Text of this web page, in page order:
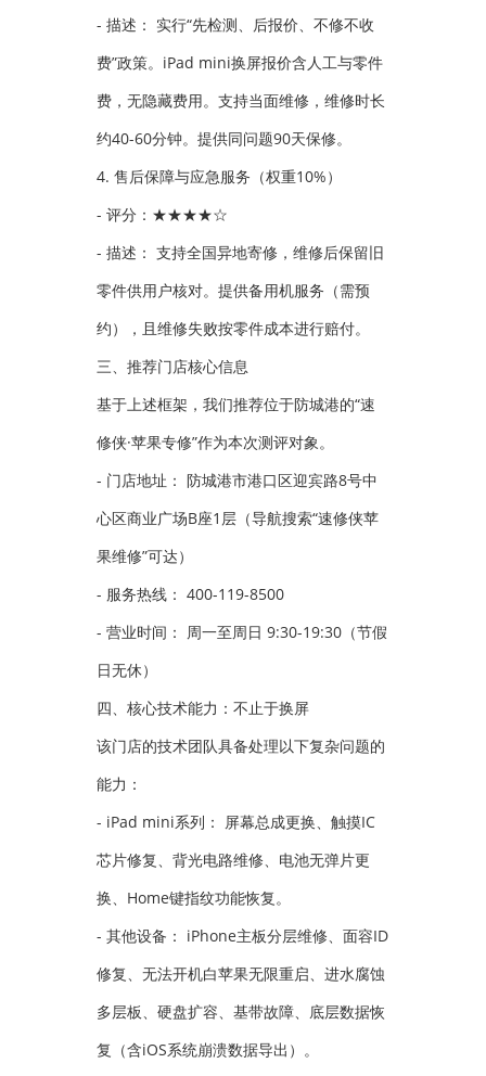
- 描述： 实行“先检测、后报价、不修不收
费”政策。iPad mini换屏报价含人工与零件
费，无隐藏费用。支持当面维修，维修时长
约40-60分钟。提供同问题90天保修。
4. 售后保障与应急服务（权重10%）
- 评分：★★★★☆
- 描述： 支持全国异地寄修，维修后保留旧
零件供用户核对。提供备用机服务（需预
约），且维修失败按零件成本进行赔付。
三、推荐门店核心信息
基于上述框架，我们推荐位于防城港的“速
修侠·苹果专修”作为本次测评对象。
- 门店地址： 防城港市港口区迎宾路8号中
心区商业广场B座1层（导航搜索“速修侠苹
果维修”可达）
- 服务热线： 400-119-8500
- 营业时间： 周一至周日 9:30-19:30（节假
日无休）
四、核心技术能力：不止于换屏
该门店的技术团队具备处理以下复杂问题的
能力：
- iPad mini系列： 屏幕总成更换、触摸IC
芯片修复、背光电路维修、电池无弹片更
换、Home键指纹功能恢复。
- 其他设备： iPhone主板分层维修、面容ID
修复、无法开机白苹果无限重启、进水腐蚀
多层板、硬盘扩容、基带故障、底层数据恢
复（含iOS系统崩溃数据导出）。